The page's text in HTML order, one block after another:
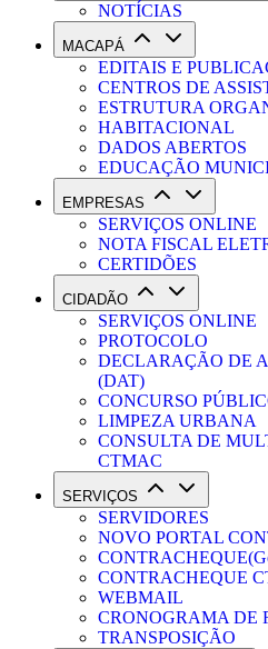
NOTÍCIAS
MACAPÁ
EDITAIS E
CENTROS DE
ESTRUTURA
HABITACIONAL
DADOS ABERTOS
EDUCAÇÃO
EMPRESAS
SERVIÇOS ONLINE
NOTA FISCAL
CERTIDÕES
CIDADÃO
SERVIÇOS ONLINE
PROTOCOLO
DECLARAÇÃO DE
(DAT)
CONCURSO
LIMPEZA URBANA
CONSULTA DE
CTMAC
SERVIÇOS
SERVIDORES
NOVO PORTAL
CONTRACHEQUE
WEBMAIL
CRONOGRAMA DE
TRANSPOSIÇÃO